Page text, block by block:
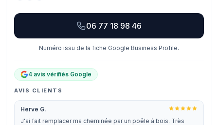
06 77 18 98 46
Numéro issu de la fiche Google Business Profile.
4 avis vérifiés Google
AVIS CLIENTS
Herve G.
J'ai fait remplacer ma cheminée par un poêle à bois. Très